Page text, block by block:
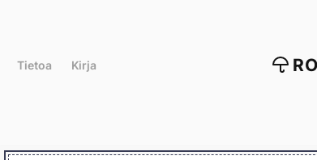
Tietoa Kirja